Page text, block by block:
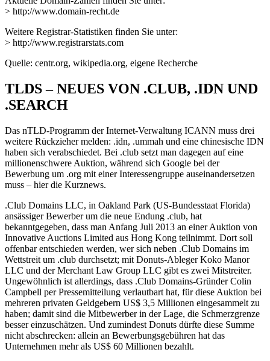
> http://www.domain-recht.de
Weitere Registrar-Statistiken finden Sie unter:
> http://www.registrarstats.com
Quelle: centr.org, wikipedia.org, eigene Recherche
TLDS – NEUES VON .CLUB, .IDN UND
.SEARCH
Das nTLD-Programm der Internet-Verwaltung ICANN muss drei
weitere Rückzieher melden: .idn, .ummah und eine chinesische IDN
haben sich verabschiedet. Bei .club setzt man dagegen auf eine
millionenschwere Auktion, während sich Google bei der
Bewerbung um .org mit einer Interessengruppe auseinandersetzen
muss – hier die Kurznews.
.Club Domains LLC, in Oakland Park (US-Bundesstaat Florida)
ansässiger Bewerber um die neue Endung .club, hat
bekanntgegeben, dass man Anfang Juli 2013 an einer Auktion von
Innovative Auctions Limited aus Hong Kong teilnimmt. Dort soll
offenbar entschieden werden, wer sich neben .Club Domains im
Wettstreit um .club durchsetzt; mit Donuts-Ableger Koko Manor
LLC und der Merchant Law Group LLC gibt es zwei Mitstreiter.
Ungewöhnlich ist allerdings, dass .Club Domains-Gründer Colin
Campbell per Pressemitteilung verlautbart hat, für diese Auktion bei
mehreren privaten Geldgebern US$ 3,5 Millionen eingesammelt zu
haben; damit sind die Mitbewerber in der Lage, die Schmerzgrenze
besser einzuschätzen. Und zumindest Donuts dürfte diese Summe
nicht abschrecken: allein an Bewerbungsgebühren hat das
Unternehmen mehr als US$ 60 Millionen bezahlt.